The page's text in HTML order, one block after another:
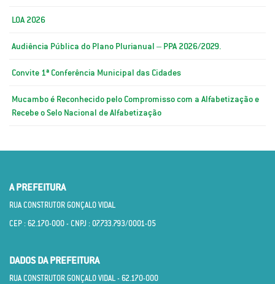
LOA 2026
Audiência Pública do Plano Plurianual – PPA 2026/2029.
Convite 1ª Conferência Municipal das Cidades
Mucambo é Reconhecido pelo Compromisso com a Alfabetização e
Recebe o Selo Nacional de Alfabetização
A PREFEITURA
RUA CONSTRUTOR GONÇALO VIDAL
CEP : 62.170­-000 - CNPJ : 07.733.793/0001­-05
DADOS DA PREFEITURA
RUA CONSTRUTOR GONÇALO VIDAL - 62.170­-000